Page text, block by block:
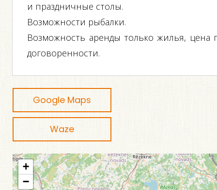
и праздничные столы.
Возможности рыбалки.
Возможность аренды только жилья, цена
договоренности.
Google Maps
Waze
+
−